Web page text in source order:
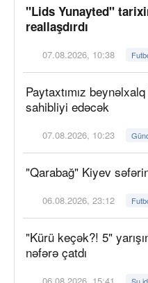
"Lids Yunayted"
reallaşdırdı
07.08.2026, 10:38
Paytaxtımız
sahibliyi edəcək
07.08.2026, 10:23
"Qarabağ" Kiyev
06.08.2026, 23:12
"Kürü keçək?! 5"
nəfərə çatdı
Su